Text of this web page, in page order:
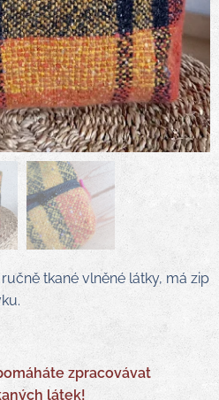
tkané vlněné látky, má zip
zpracovávat
látek!